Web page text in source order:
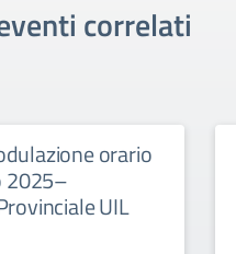
correlati
orario
2025–
UIL